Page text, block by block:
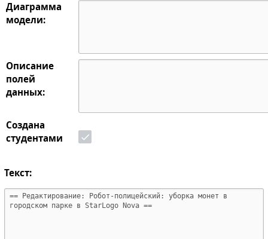
Диаграмма
модели:
Описание
полей
данных:
Создана
студентами
Текст: